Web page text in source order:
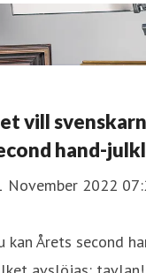
vill
hand-
November 2022
kan Årets second